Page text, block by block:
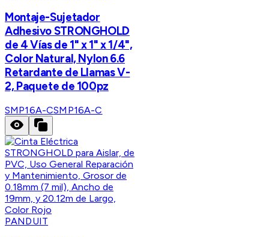
Montaje-Sujetador
Adhesivo STRONGHOLD
de 4 Vías de 1" x 1" x 1/4",
Color Natural, Nylon 6.6
Retardante de Llamas V-
2, Paquete de 100pz
SMP16A-CSMP16A-C
PANDUIT